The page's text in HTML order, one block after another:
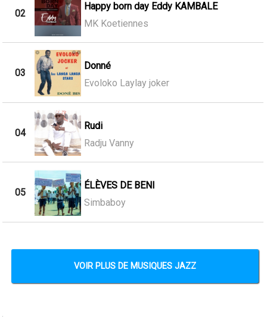
02
Happy born day Eddy KAMBALE
MK Koetiennes
03
Donné
Evoloko Laylay joker
04
Rudi
Radju Vanny
05
ÉLÈVES DE BENI
Simbaboy
VOIR PLUS DE MUSIQUES JAZZ